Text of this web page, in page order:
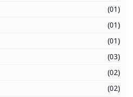
(01)
(01)
(01)
(03)
(02)
(02)